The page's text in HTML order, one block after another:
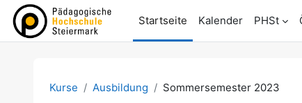
Zum Hauptinhalt
Startseite
Kalender PHSt
Kurse Ausbildung Sommersemester 2023